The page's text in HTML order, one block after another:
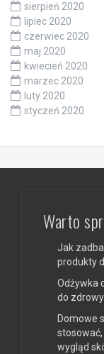
sierpień 2020
lipiec 2020
czerwiec 2020
maj 2020
kwiecień 2020
marzec 2020
luty 2020
styczeń 2020
Warto
Jak
produkty
Odżywka
do
Domowe
wygląd